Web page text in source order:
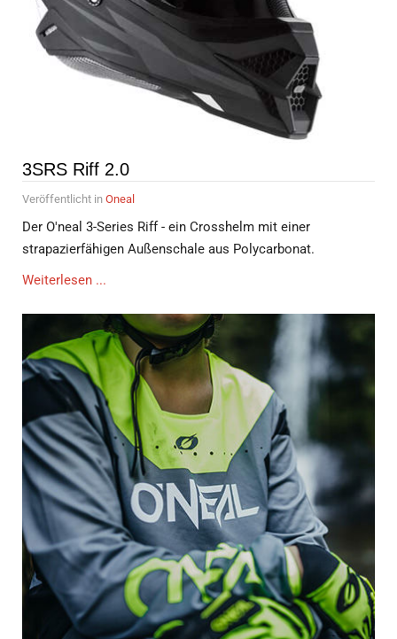
3SRS Riff 2.0
Veröffentlicht in Oneal
Der O'neal 3-Series Riff - ein Crosshelm mit einer
strapazierfähigen Außenschale aus Polycarbonat.
Weiterlesen ...